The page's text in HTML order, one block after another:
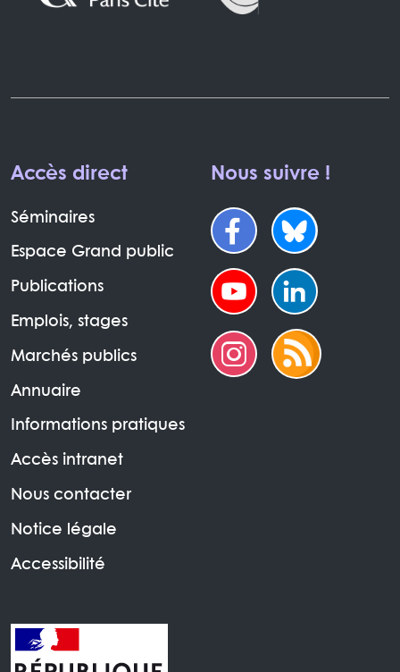
Accès direct
Séminaires
Espace Grand public
Publications
Emplois, stages
Marchés publics
Annuaire
Informations pratiques
Accès intranet
Nous contacter
Notice légale
Accessibilité
Nous suivre !